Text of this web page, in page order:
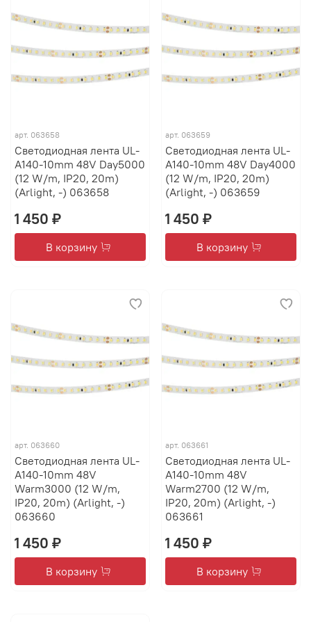
арт. 063658
Светодиодная лента UL-
A140-10mm 48V Day5000
(12 W/m, IP20, 20m)
(Arlight, -) 063658
1 450 ₽
В корзину
арт. 063659
Светодиодная лента UL-
A140-10mm 48V Day4000
(12 W/m, IP20, 20m)
(Arlight, -) 063659
1 450 ₽
В корзину
арт. 063660
Светодиодная лента UL-
A140-10mm 48V
Warm3000 (12 W/m,
IP20, 20m) (Arlight, -)
063660
1 450 ₽
В корзину
арт. 063661
Светодиодная лента UL-
A140-10mm 48V
Warm2700 (12 W/m,
IP20, 20m) (Arlight, -)
063661
1 450 ₽
В корзину